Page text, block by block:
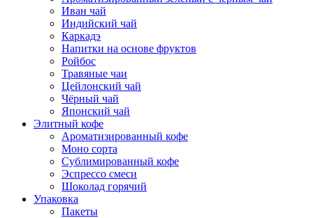
Иван чай
Индийский чай
Каркадэ
Напитки на основе фруктов
Ройбос
Травяные чаи
Цейлонский чай
Чёрный чай
Японский чай
Элитный кофе
Ароматизированный кофе
Моно сорта
Сублимированный кофе
Эспрессо смеси
Шоколад горячий
Упаковка
Пакеты